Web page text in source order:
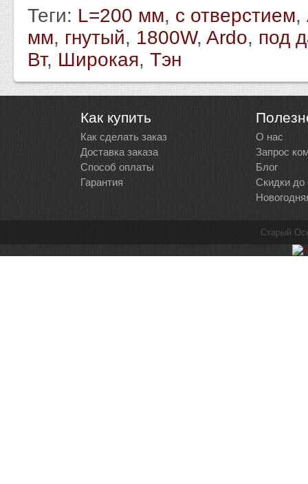
Теги: L=200 мм, с отверстием,
мм, гнутый, 1800W, Ardo, под
Вт, Широкая, Тэн
Как купить
Как сделать заказ
Доставка заказа
Способ оплаты
Гарантия
О нас
Запрос
Блог
Скидки до
Старый